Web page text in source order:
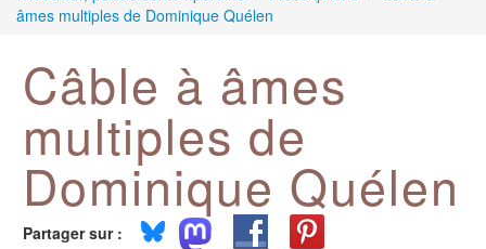
âmes multiples de Dominique Quélen
Câble à âmes
multiples de
Dominique Quélen
Partager sur :